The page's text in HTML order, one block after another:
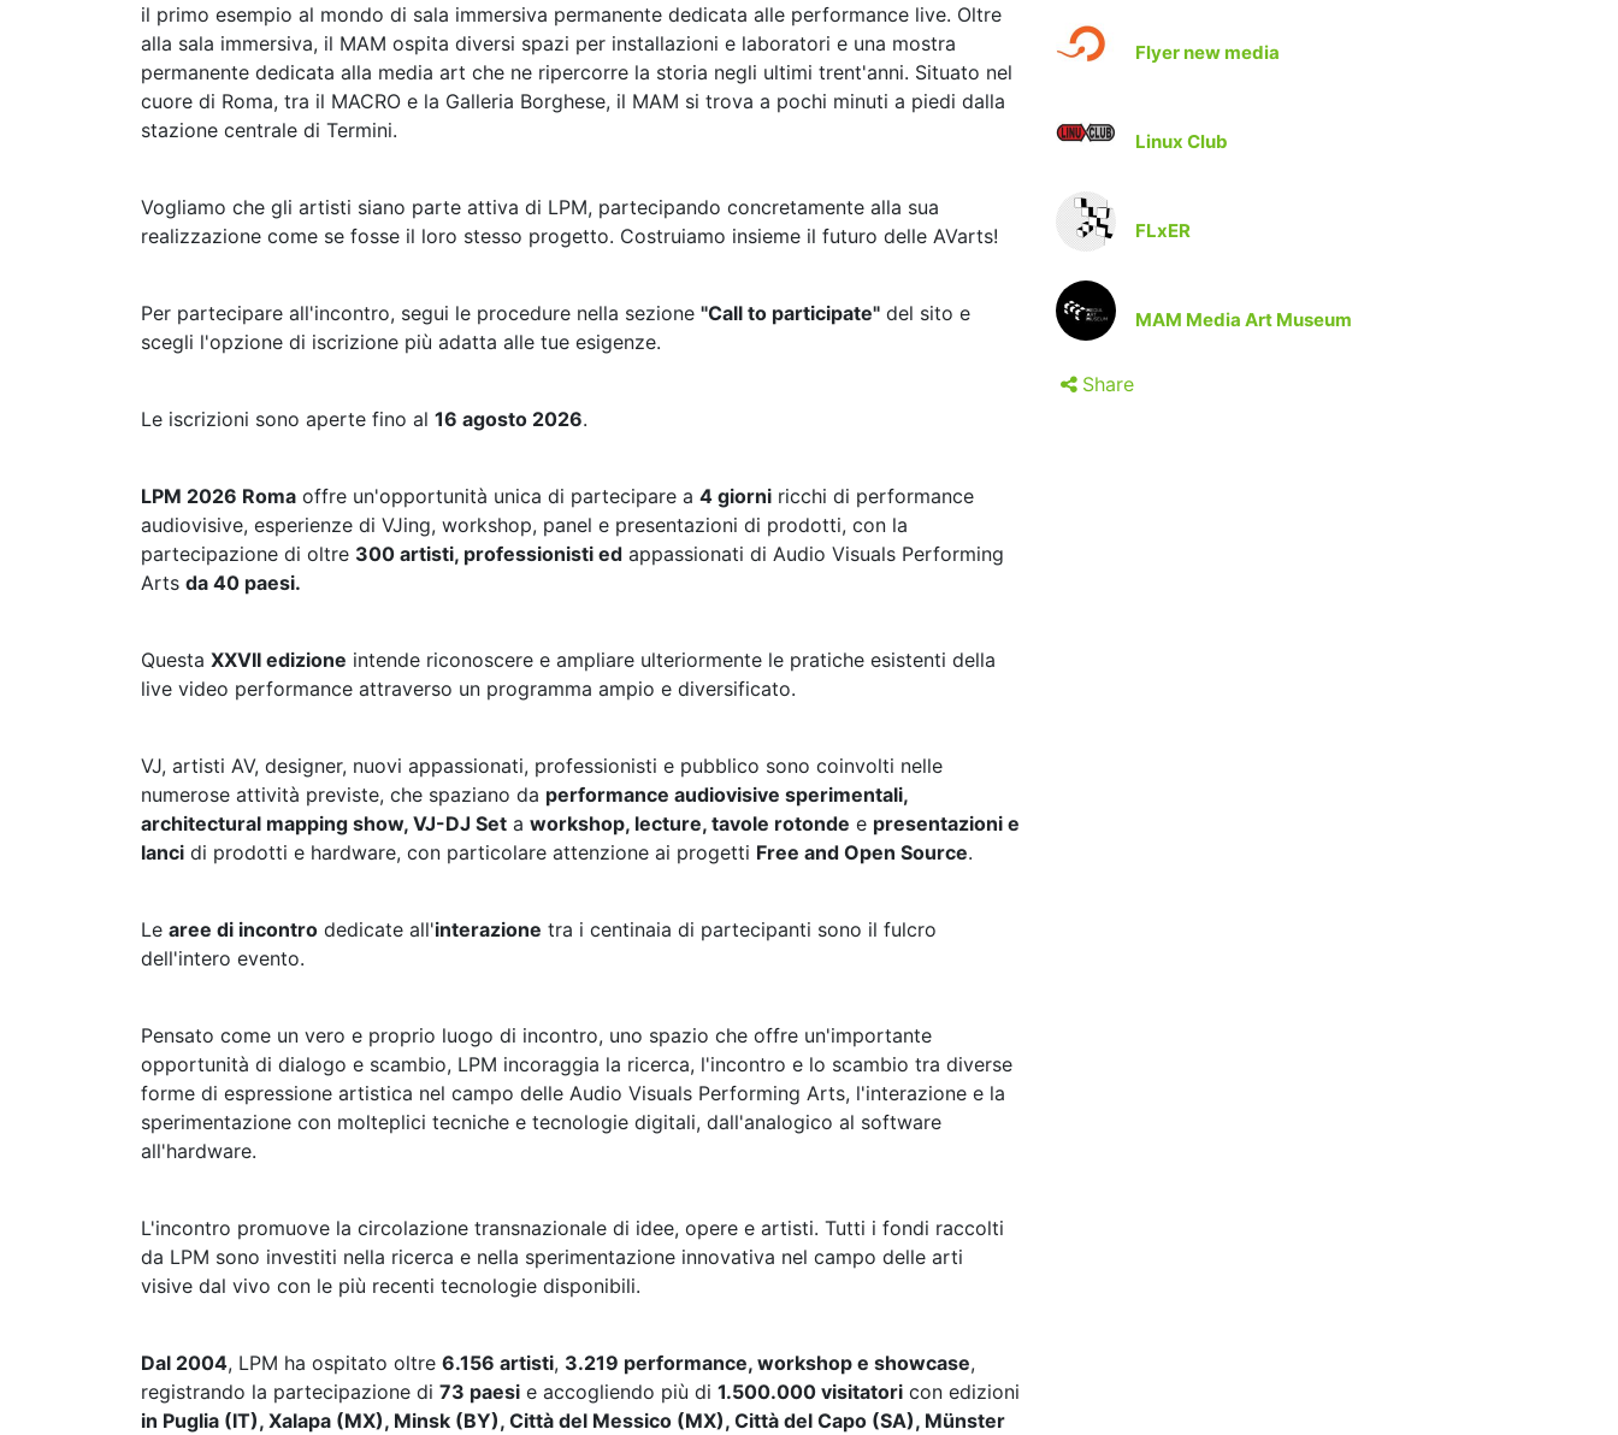
il primo esempio al mondo di sala immersiva permanente dedicata alle performance live. Oltre
alla sala immersiva, il MAM ospita diversi spazi per installazioni e laboratori e una mostra
permanente dedicata alla media art che ne ripercorre la storia negli ultimi trent'anni. Situato nel
cuore di Roma, tra il MACRO e la Galleria Borghese, il MAM si trova a pochi minuti a piedi dalla
stazione centrale di Termini.
Vogliamo che gli artisti siano parte attiva di LPM, partecipando concretamente alla sua
realizzazione come se fosse il loro stesso progetto. Costruiamo insieme il futuro delle AVarts!
Per partecipare all'incontro, segui le procedure nella sezione "Call to participate" del sito e
scegli l'opzione di iscrizione più adatta alle tue esigenze.
Le iscrizioni sono aperte fino al 16 agosto 2026.
LPM 2026 Roma offre un'opportunità unica di partecipare a 4 giorni ricchi di performance
audiovisive, esperienze di VJing, workshop, panel e presentazioni di prodotti, con la
partecipazione di oltre 300 artisti, professionisti ed appassionati di Audio Visuals Performing
Arts da 40 paesi.
Questa XXVII edizione intende riconoscere e ampliare ulteriormente le pratiche esistenti della
live video performance attraverso un programma ampio e diversificato.
VJ, artisti AV, designer, nuovi appassionati, professionisti e pubblico sono coinvolti nelle
numerose attività previste, che spaziano da performance audiovisive sperimentali,
architectural mapping show, VJ-DJ Set a workshop, lecture, tavole rotonde e presentazioni e
lanci di prodotti e hardware, con particolare attenzione ai progetti Free and Open Source.
Le aree di incontro dedicate all'interazione tra i centinaia di partecipanti sono il fulcro
dell'intero evento.
Pensato come un vero e proprio luogo di incontro, uno spazio che offre un'importante
opportunità di dialogo e scambio, LPM incoraggia la ricerca, l'incontro e lo scambio tra diverse
forme di espressione artistica nel campo delle Audio Visuals Performing Arts, l'interazione e la
sperimentazione con molteplici tecniche e tecnologie digitali, dall'analogico al software
all'hardware.
L'incontro promuove la circolazione transnazionale di idee, opere e artisti. Tutti i fondi raccolti
da LPM sono investiti nella ricerca e nella sperimentazione innovativa nel campo delle arti
visive dal vivo con le più recenti tecnologie disponibili.
Dal 2004, LPM ha ospitato oltre 6.156 artisti, 3.219 performance, workshop e showcase,
registrando la partecipazione di 73 paesi e accogliendo più di 1.500.000 visitatori con edizioni
in Puglia (IT), Xalapa (MX), Minsk (BY), Città del Messico (MX), Città del Capo (SA), Münster
Flyer new media
Linux Club
FLxER
MAM Media Art Museum
Share